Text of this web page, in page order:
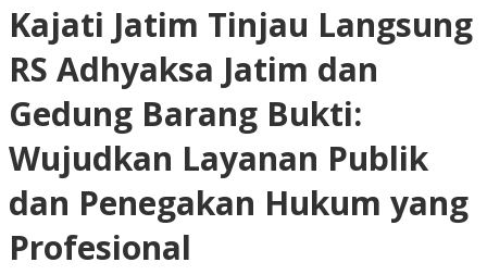
Kajati Jatim Tinjau Langsung
RS Adhyaksa Jatim dan
Gedung Barang Bukti:
Wujudkan Layanan Publik
dan Penegakan Hukum yang
Profesional